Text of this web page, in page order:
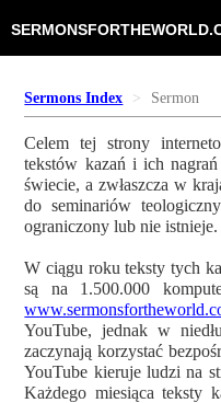
Sermons Index Sermon
Celem tej strony
tekstów kazań i ich
świecie, a zwłaszcza w
do seminariów
ograniczony lub nie istnieje.
W ciągu roku teksty tych
są na 1.500.000
YouTube, jednak w
zaczynają korzystać
YouTube kieruje ludzi na
Każdego miesiąca teksty